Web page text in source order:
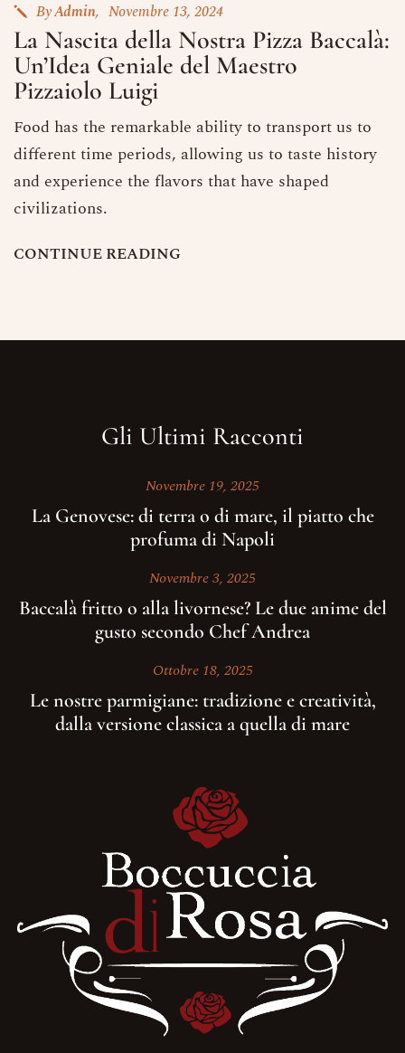
ByAdmin Novembre 13, 2024
La Nascita della Nostra Pizza Baccalà:
Un’Idea Geniale del Maestro
Pizzaiolo Luigi
Food has the remarkable ability to transport us to
different time periods, allowing us to taste history
and experience the flavors that have shaped
civilizations.
CONTINUEREADING
Gli Ultimi Racconti
Novembre 19, 2025
La Genovese: di terra o di mare, il piatto che
profuma di Napoli
Novembre 3, 2025
Baccalà fritto o alla livornese? Le due anime del
gusto secondo Chef Andrea
Ottobre 18, 2025
Le nostre parmigiane: tradizione e creatività,
dalla versione classica a quella di mare
Prenota un Tavolo
Ricorda che il Sabato l'ultima
Nome
E-Mail
Prenota